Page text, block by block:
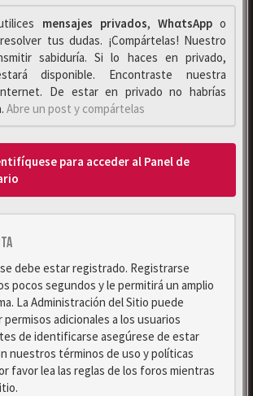
mensajes privados, WhαtsAppo
tus dudas. ¡Compártelas! Nuestro
sabiduría. Si lo haces en privado,
disponible. Encontraste nuestra
De estar en privado no habrías
Abre un post y compártelas
para acceder al Panel de
debe estar registrado. Registrarse
pocos segundos y le permitirá un amplio
La Administración del Sitio puede
adicionales a los usuarios
de identificarse asegúrese de estar
nuestros términos de uso y políticas
favor lea las reglas de los foros mientras